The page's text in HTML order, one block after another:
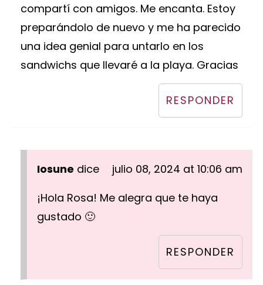
compartí con amigos. Me encanta. Estoy
preparándolo de nuevo y me ha parecido
una idea genial para untarlo en los
sandwichs que llevaré a la playa. Gracias
RESPONDER
Iosune dice
julio 08, 2024 at 10:06 am
¡Hola Rosa! Me alegra que te haya
gustado 🙂
RESPONDER